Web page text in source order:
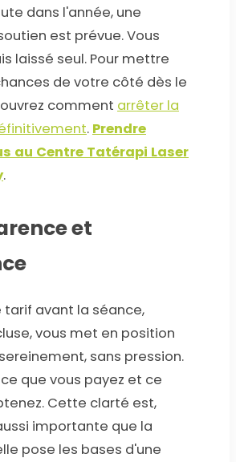
dans l'année, une
est prévue. Vous
laissé seul. Pour mettre
de votre côté dès le
comment arrêter la
. Prendre
au Centre Tatérapi Laser
.
et
tarif avant la séance,
vous met en position
sans pression.
que vous payez et ce
Cette clarté est,
importante que la
pose les bases d'une